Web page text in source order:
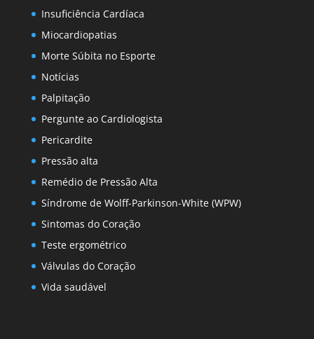
Insuficiência Cardíaca
Miocardiopatias
Morte Súbita no Esporte
Notícias
Palpitação
Pergunte ao Cardiologista
Pericardite
Pressão alta
Remédio de Pressão Alta
Síndrome de Wolff-Parkinson-White (WPW)
Sintomas do Coração
Teste ergométrico
Válvulas do Coração
Vida saudável